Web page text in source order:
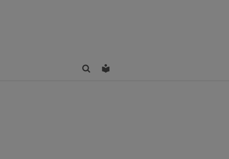
FindenLeichte Sprache